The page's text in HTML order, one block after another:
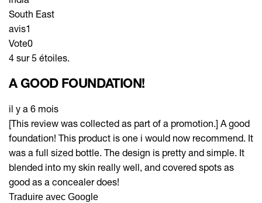
South East
avis1
Vote0
4 sur 5 étoiles.
A GOOD FOUNDATION!
il y a 6 mois
[This review was collected as part of a promotion.] A good
foundation! This product is one i would now recommend. It
was a full sized bottle. The design is pretty and simple. It
blended into my skin really well, and covered spots as
good as a concealer does!
Traduire avec Google